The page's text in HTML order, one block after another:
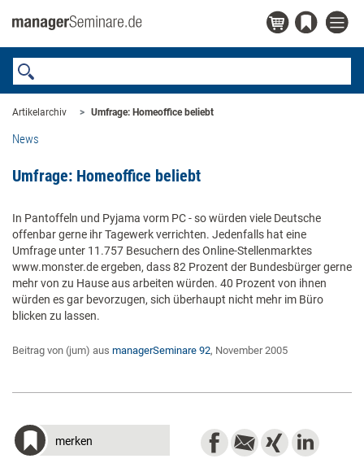
Artikelarchiv Umfrage: Homeoffice beliebt
News
Umfrage: Homeoffice beliebt
In Pantoffeln und Pyjama vorm PC - so würden viele Deutsche
offenbar gerne ihr Tagewerk verrichten. Jedenfalls hat eine
Umfrage unter 11.757 Besuchern des Online-Stellenmarktes
www.monster.de ergeben, dass 82 Prozent der Bundesbürger gerne
mehr von zu Hause aus arbeiten würden. 40 Prozent von ihnen
würden es gar bevorzugen, sich überhaupt nicht mehr im Büro
blicken zu lassen.
Beitrag von (jum) aus managerSeminare 92, November 2005
merken